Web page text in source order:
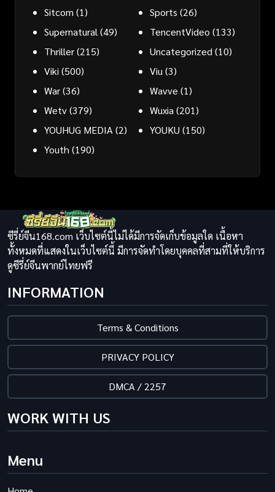
Sitcom (1) Sports (26)
Supernatural (49) TencentVideo (133)
Thriller(215) Uncategorized (10)
Viki (500) Viu (3)
War(36) Wavve (1)
Wetv(379) Wuxia (201)
YOUHUG MEDIA (2) YOUKU (150)
Youth (190)
ซีรี่ย์จีน168.com เว็บไซต์นี้ไม่ได้มีการจัดเก็บข้อมูลใด เนื้อหา
ทั้งหมดที่แสดงในเว็บไซต์นี้ มีการจัดทำโดยบุคคลที่สามที่ให้บริการ
ดูซีรี่ย์จีนพากย์ไทยฟรี
INFORMATION
Terms & Conditions
PRIVACY POLICY
DMCA / 2257
WORK WITH US
Menu